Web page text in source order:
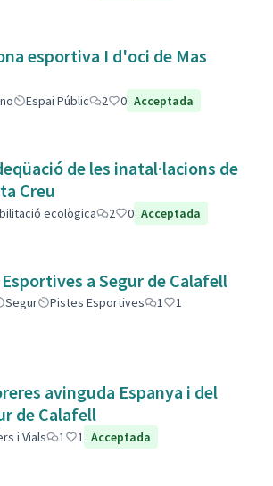
esportiva I d'oci de Mas
Espai Públic 2 0 Acceptada
de les inatal·lacions de
Creu
ecològica 2 0 Acceptada
a Segur de Calafell
Segur Pistes Esportives 1
1
avinguda Espanya i del
de Calafell
i Vials 1 1 Acceptada